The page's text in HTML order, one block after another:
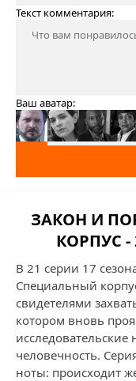
Текст комментария:
Ваш аватар:
ЗАКОН И
КОРПУС -
В 21 серии 17
Специальный
свидетелями
котором вновь
человечность.
ноты: происходит